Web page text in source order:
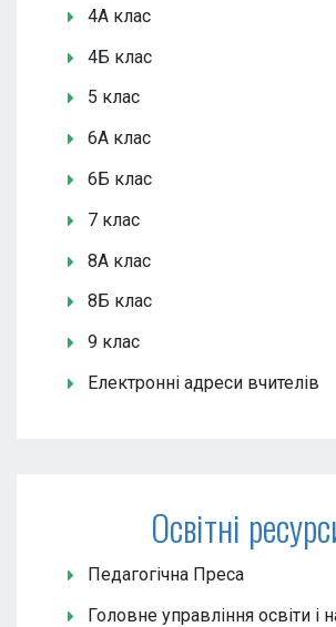
4А клас
4Б клас
5 клас
6А клас
6Б клас
7 клас
8А клас
8Б клас
9 клас
Електронні адреси вчителів
Освітні
Педагогічна Преса
Головне управління освіти і